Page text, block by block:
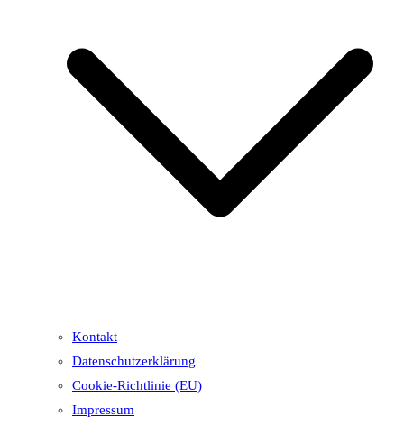
Kontakt
Datenschutzerklärung
Cookie-Richtlinie (EU)
Impressum